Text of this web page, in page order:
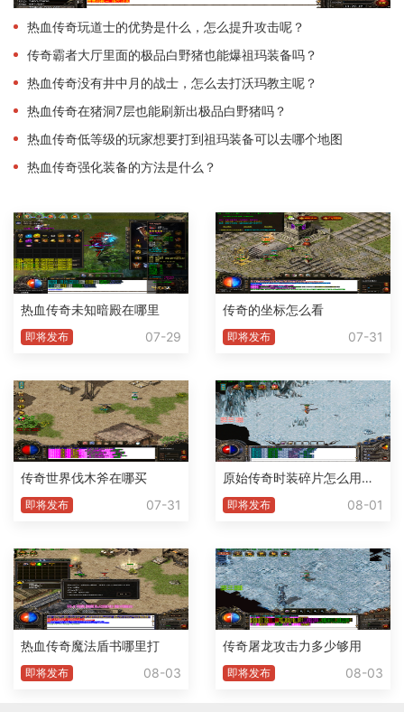
热血传奇玩道士的优势是什么，怎么提升攻击呢？
传奇霸者大厅里面的极品白野猪也能爆祖玛装备吗？
热血传奇没有井中月的战士，怎么去打沃玛教主呢？
热血传奇在猪洞7层也能刷新出极品白野猪吗？
热血传奇低等级的玩家想要打到祖玛装备可以去哪个地图
热血传奇强化装备的方法是什么？
热血传奇未知暗殿在哪里
即将发布 07-29
传奇的坐标怎么看
即将发布 07-31
传奇世界伐木斧在哪买
即将发布 07-31
原始传奇时装碎片怎么用不了了
即将发布 08-01
热血传奇魔法盾书哪里打
即将发布 08-03
传奇屠龙攻击力多少够用
即将发布 08-03